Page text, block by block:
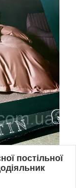
постільної